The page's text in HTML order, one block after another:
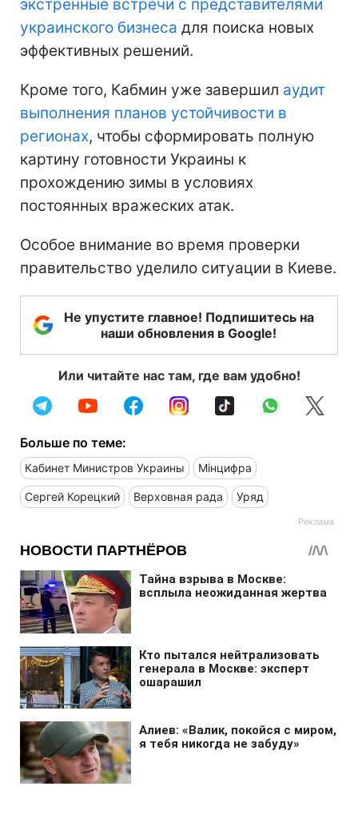
экстренные встречи с представителями
украинского бизнеса для поиска новых
эффективных решений.
Кроме того, Кабмин уже завершил аудит
выполнения планов устойчивости в
регионах, чтобы сформировать полную
картину готовности Украины к
прохождению зимы в условиях
постоянных вражеских атак.
Особое внимание во время проверки
правительство уделило ситуации в Киеве.
Не упустите главное! Подпишитесь на
наши обновления в Google!
Или читайте нас там, где вам удобно!
Больше по теме:
Кабинет Министров Украины Мінцифра
Сергей Корецкий Верховная рада Уряд